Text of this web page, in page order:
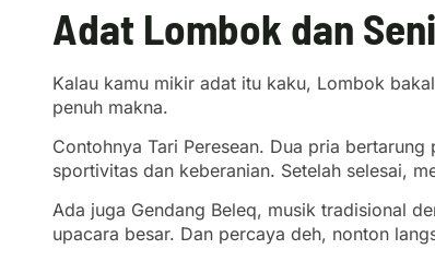
Adat Lombok dan
Kalau kamu mikir adat itu kaku, Lombok
penuh makna.
Contohnya Tari Peresean. Dua pria
sportivitas dan keberanian. Setelah selesai,
Ada juga Gendang Beleq, musik tradisional
upacara besar. Dan percaya deh, nonton